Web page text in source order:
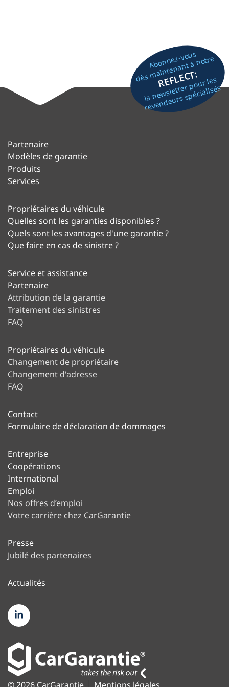
Abonnez-vous
dès maintenant à notre
REFLECT:
la newsletter pour les
revendeurs spécialisés
Partenaire
Modèles de garantie
Produits
Services
Propriétaires du véhicule
Quelles sont les garanties disponibles ?
Quels sont les avantages d'une garantie ?
Que faire en cas de sinistre ?
Service et assistance
Partenaire
Attribution de la garantie
Traitement des sinistres
FAQ
Propriétaires du véhicule
Changement de propriétaire
Changement d'adresse
FAQ
Contact
Formulaire de déclaration de dommages
Entreprise
Coopérations
International
Emploi
Nos offres d’emploi
Votre carrière chez CarGarantie
Presse
Jubilé des partenaires
Actualités